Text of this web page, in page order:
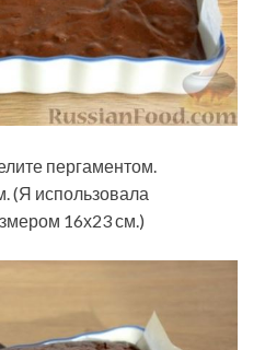
пергаментом.
(Я использовала
16х23 см.)